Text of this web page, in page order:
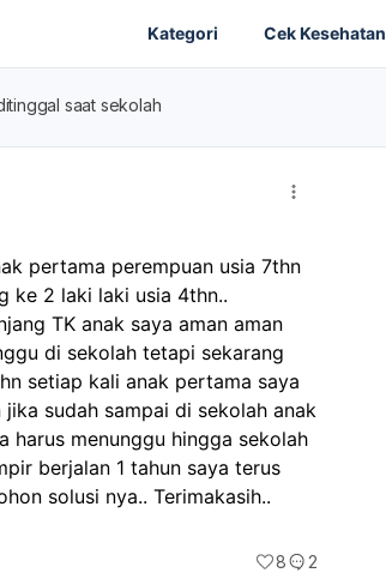
Kategori Cek Kesehatan
saat sekolah
pertama perempuan usia 7thn
ke 2 laki laki usia 4thn..
TK anak saya aman aman
di sekolah tetapi sekarang
setiap kali anak pertama saya
sudah sampai di sekolah anak
menunggu hingga sekolah
berjalan 1 tahun saya terus
solusi nya.. Terimakasih..
8 2